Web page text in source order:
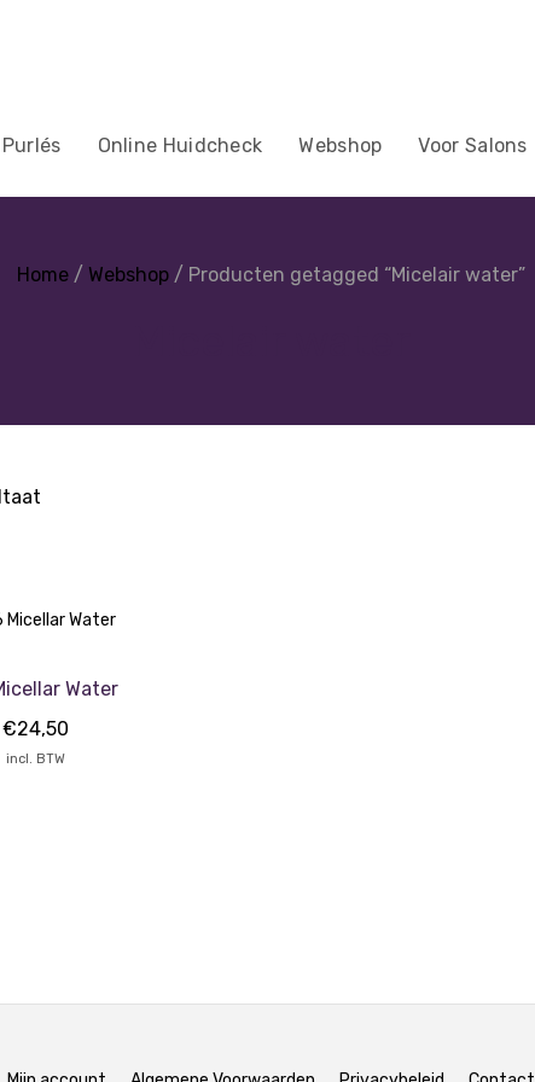
Online Huidcheck Webshop Voor Salons
Home/ Webshop/ Producten getagged “Micelair water”
Water
€24,50
incl. BTW